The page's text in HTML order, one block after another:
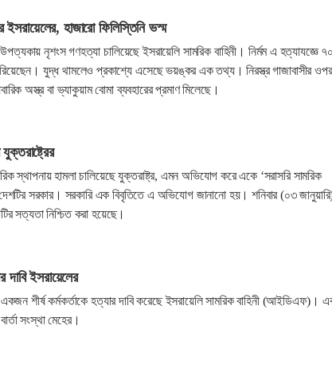
ইসরায়েলের, হাজারো ফিলিস্তিনি ভস্ম
নৃশংস গণহত্যা চালিয়েছে ইসরায়েলি সামরিক বাহিনী। নির্মম এ হত্যাযজ্ঞে ৭০
যুদ্ধ থামলেও প্রকাশ্যে এসেছে ভয়ঙ্কর এক তথ্য। নিরস্ত্র গাজাবাসীর ওপর
অস্ত্র বা ভ্যাকুয়াম বোমা ব্যবহারের প্রমাণ মিলেছে।
স্থাপনায় হামলা চালিয়েছে যুক্তরাষ্ট্র, এমন অভিযোগ করে একে ‘সরাসরি সামরিক
সরকার। সরকারি এক বিবৃতিতে এ অভিযোগ জানানো হয়। শনিবার (০৩
সত্যতা নিশ্চিত করা হয়েছে।
দাবি ইসরায়েলের
শীর্ষ কর্মকর্তাকে হত্যার দাবি করেছে ইসরায়েলি সামরিক বাহিনী (আইডিএফ)।
সংস্থা মেহের।